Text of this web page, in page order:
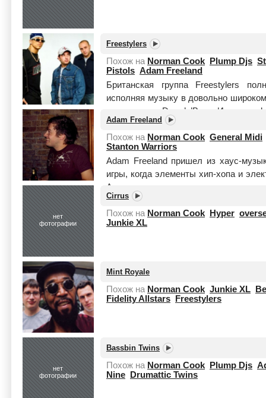
Freestylers
Похож на Norman Cook Plump Djs
Pistols Adam Freeland
Британская группа Freestylers
исполняя музыку в довольно
и заканчивая Drum’n’Bass. Источник:
Adam Freeland
Похож на Norman Cook General Midi
Stanton Warriors
Adam Freeland пришел из хаус-
игры, когда элементы хип-хопа и
Адам играет на трех вертушках,
Читать целиком
нет
фотографии
Cirrus
Похож на Norman Cook Hyper
Junkie XL
Mint Royale
Похож на Norman Cook Junkie XL
Fidelity Allstars
Freestylers
нет
фотографии
Bassbin Twins
Похож на Norman Cook Plump Djs
Nine
Drumattic Twins